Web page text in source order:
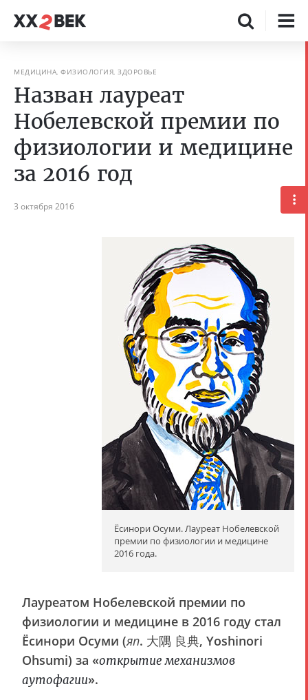
МЕДИЦИНА, ФИЗИОЛОГИЯ, ЗДОРОВЬЕ
Назван лауреат
Нобелевской премии по
физиологии и медицине
за 2016 год
3 октября 2016
Ёсинори Осуми. Лауреат Нобелевской
премии по физиологии и медицине
2016 года.
Лауреатом Нобелевской премии по
физиологии и медицине в 2016 году стал
Ёсинори Осуми (яп. 大隅 良典, Yoshinori
Ohsumi) за «открытие механизмов
аутофагии».